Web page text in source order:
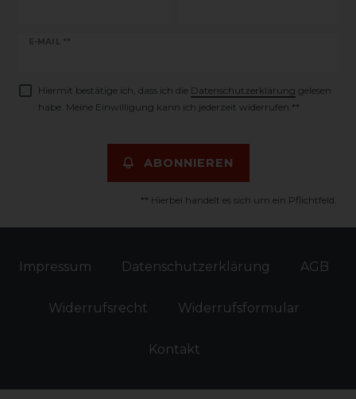
E-MAIL **
Newsletter
Hiermit bestätige ich, dass ich die Daten­schutz­erklärung gelesen
habe. Meine Einwilligung kann ich jederzeit widerrufen.**
ABONNIEREN
** Hierbei handelt es sich um ein Pflichtfeld.
Impressum Daten­schutz­erklärung AGB
Widerrufs­recht Widerrufs­formular
Kontakt